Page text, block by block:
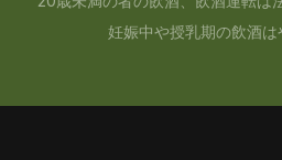
妊娠中や授乳期の飲酒は